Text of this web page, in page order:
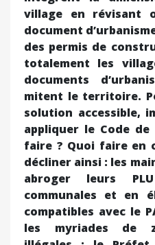
village en révisant
document
des permis de
totalement les
documents
mitent le territoire.
solution accessible,
appliquer le Code de
faire ? Quoi faire en
décliner ainsi : les
abroger leurs
communales et en
compatibles avec le
les myriades de